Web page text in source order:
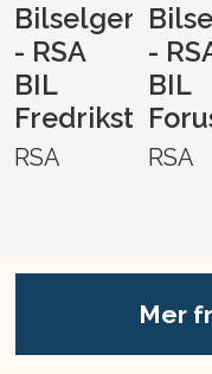
Bilselger
- RSA
BIL
Fredrikstad
RSA
-
BIL
RSA
Mer